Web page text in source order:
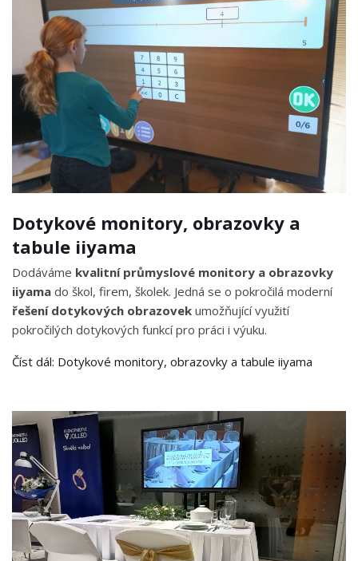
Dotykové monitory, obrazovky a
tabule iiyama
Dodáváme kvalitní průmyslové monitory a obrazovky
iiyama do škol, firem, školek. Jedná se o pokročilá moderní
řešení dotykových obrazovek umožňující využití
pokročilých dotykových funkcí pro práci i výuku.
Číst dál: Dotykové monitory, obrazovky a tabule iiyama